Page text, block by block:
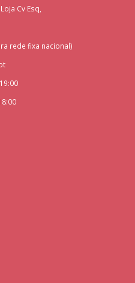
Cv Esq,
rede fixa nacional)